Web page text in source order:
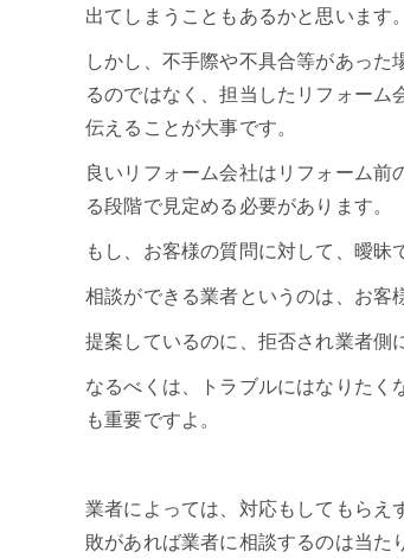
出てしまうこともあるかと思います。
しかし、不手際や不具合等があっ
るのではなく、担当したリフォー
伝えることが大事です。
良いリフォーム会社はリフォーム
る段階で見定める必要があります。
もし、お客様の質問に対して、曖昧
相談ができる業者というのは、お客
提案しているのに、拒否され業者側
なるべくは、トラブルにはなりた
も重要ですよ。
業者によっては、対応もしてもらえ
敗があれば業者に相談するのは当た